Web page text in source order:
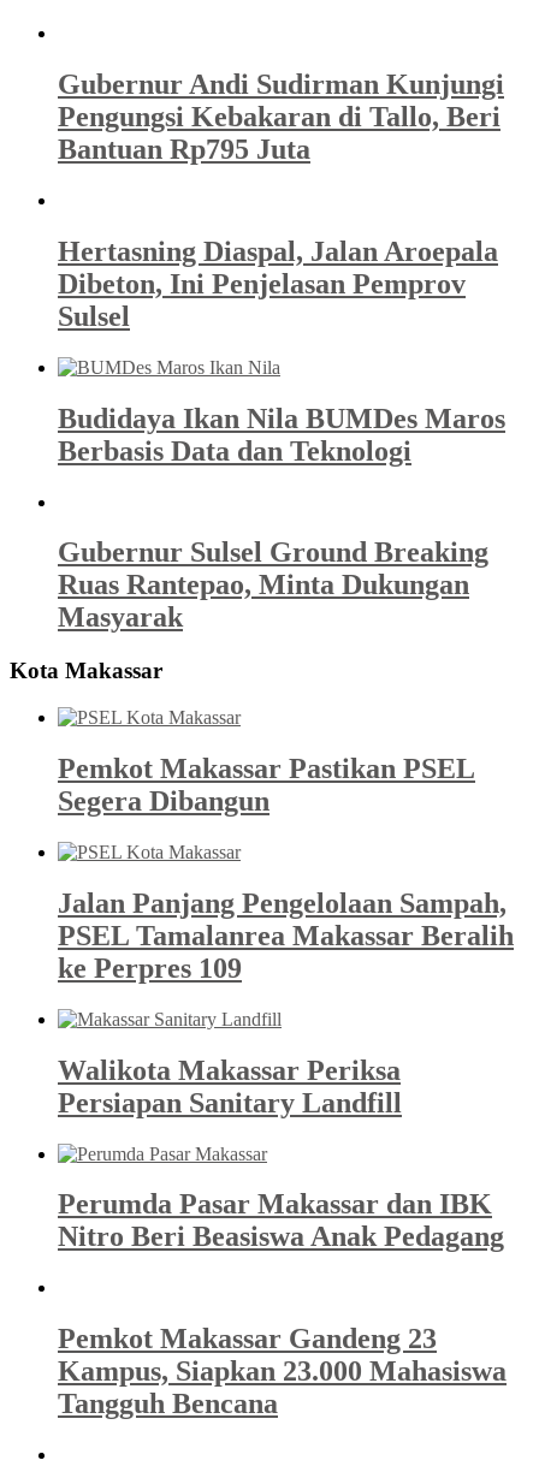
Gubernur Andi Sudirman Kunjungi
Pengungsi Kebakaran di Tallo, Beri
Bantuan Rp795 Juta
Hertasning Diaspal, Jalan Aroepala
Dibeton, Ini Penjelasan Pemprov
Sulsel
Budidaya Ikan Nila BUMDes Maros
Berbasis Data dan Teknologi
Gubernur Sulsel Ground Breaking
Ruas Rantepao, Minta Dukungan
Masyarak
Kota Makassar
Pemkot Makassar Pastikan PSEL
Segera Dibangun
Jalan Panjang Pengelolaan Sampah,
PSEL Tamalanrea Makassar Beralih
ke Perpres 109
Walikota Makassar Periksa
Persiapan Sanitary Landfill
Perumda Pasar Makassar dan IBK
Nitro Beri Beasiswa Anak Pedagang
Pemkot Makassar Gandeng 23
Kampus, Siapkan 23.000 Mahasiswa
Tangguh Bencana